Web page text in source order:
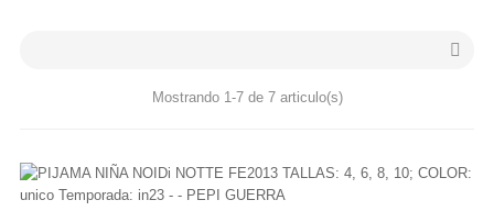

Mostrando 1-7 de 7 articulo(s)